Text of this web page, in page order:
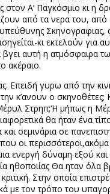
Α’ Παγκόσμιο κι η
από τα νερα του, από
Σκηνογραφιας,
κι εκτελούν για
αυτή η ατμόσφαιρα
ακέραιο.
Επειδή γυρω από την
κ’ανουν ο σκηνοθέτες;
Στρηπ;‘Η μήπως η
θα ήταν ένα
σεμινάρια σε
οι
ενεργή δύναμη εξού
Θα ηταν όλα
κριτική. Στην οποία
τον τρόπο του